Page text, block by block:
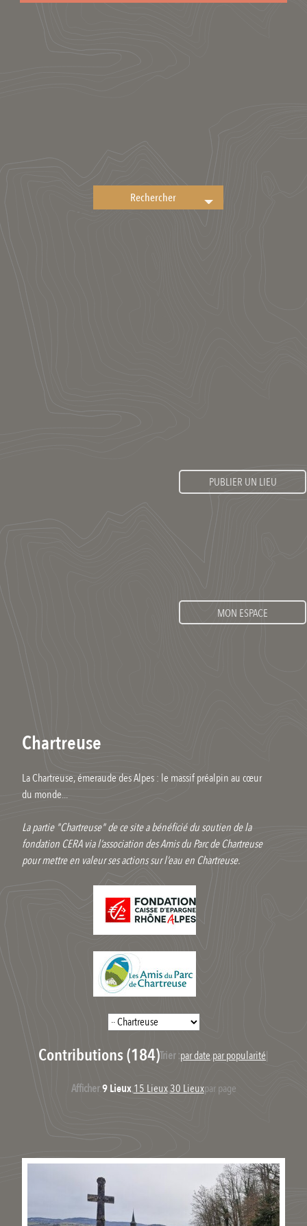
PUBLIER UN LIEU
MON ESPACE
Chartreuse
La Chartreuse, émeraude des Alpes : le massif préalpin au cœur
du monde...
La partie "Chartreuse" de ce site a bénéficié du soutien de la
fondation CERA via l’association des Amis du Parc de Chartreuse
pour mettre en valeur ses actions sur l’eau en Chartreuse.
Contributions (184)Trier :par date,par popularité|
Afficher:9 Lieux,15 Lieux,30 Lieuxpar page